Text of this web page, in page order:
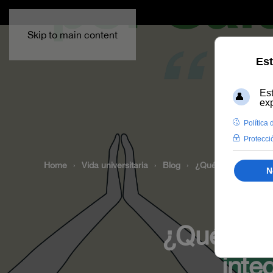
Skip to main content
Home Vida universitaria Blog ¿Qué entendemos
¿Qué